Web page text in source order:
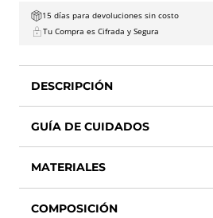
15 días para devoluciones sin costo
Tu Compra es Cifrada y Segura
DESCRIPCIÓN
GUÍA DE CUIDADOS
MATERIALES
COMPOSICIÓN